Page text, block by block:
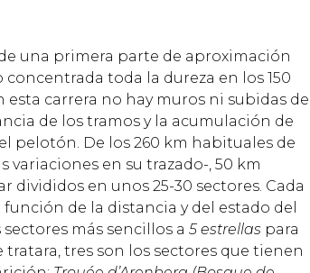
de una primera parte de aproximación
toda la dureza en los 150
esta carrera no hay muros ni subidas de
de los tramos y la acumulación de
pelotón. De los 260 km habituales de
variaciones en su trazado-, 50 km
divididos en unos 25-30 sectores. Cada
de la distancia y del estado del
sectores más sencillos a 5 estrellas para
tratara, tres son los sectores que tienen